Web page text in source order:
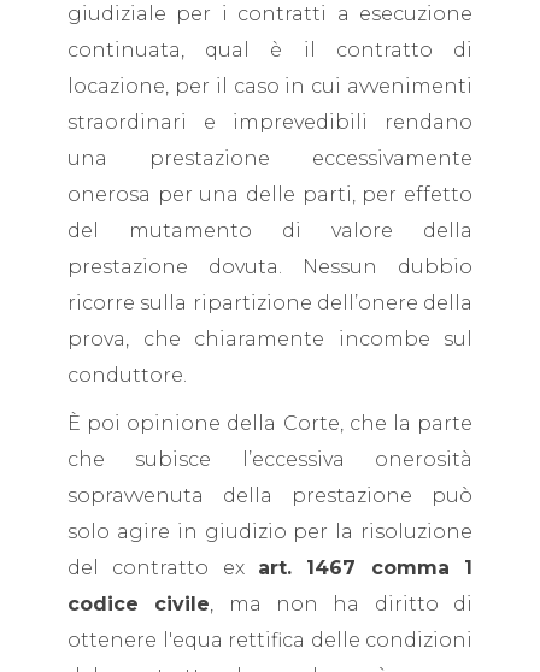
giudiziale per i contratti a esecuzione
continuata, qual è il contratto di
locazione, per il caso in cui avvenimenti
straordinari e imprevedibili rendano
una prestazione eccessivamente
onerosa per una delle parti, per effetto
del mutamento di valore della
prestazione dovuta. Nessun dubbio
ricorre sulla ripartizione dell’onere della
prova, che chiaramente incombe sul
conduttore.
È poi opinione della Corte, che la parte
che subisce l’eccessiva onerosità
sopravvenuta della prestazione può
solo agire in giudizio per la risoluzione
del contratto ex art. 1467 comma 1
codice civile , ma non ha diritto di
ottenere l'equa rettifica delle condizioni